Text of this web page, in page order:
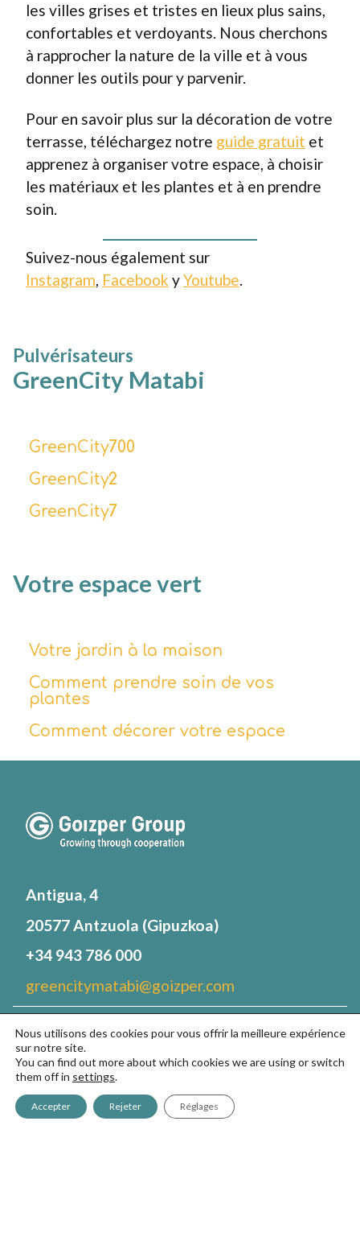
les villes grises et tristes en lieux plus sains,
confortables et verdoyants. Nous cherchons
à rapprocher la nature de la ville et à vous
donner les outils pour y parvenir.
Pour en savoir plus sur la décoration de votre
terrasse, téléchargez notre guide gratuit et
apprenez à organiser votre espace, à choisir
les matériaux et les plantes et à en prendre
soin.
Suivez-nous également sur
Instagram, Facebook yYoutube.
Pulvérisateurs
GreenCity Matabi
GreenCity700
GreenCity2
GreenCity7
Votre espace vert
Votre jardin à la maison
Comment prendre soin de vos
plantes
Comment décorer votre espace
Antigua, 4
20577 Antzuola (Gipuzkoa)
+34 943 786 000
greencitymatabi@goizper.com
Pulvérisateurs
GreenCity700
GreenCity2
Nous utilisons des cookies pour vous offrir la meilleure expérience
sur notre site.
You can find out more about which cookies we are using or switch
them off in settings.
Accepter Rejeter Réglages